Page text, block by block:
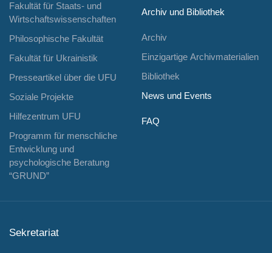
Fakultät für Staats- und
Wirtschaftswissenschaften
Philosophische Fakultät
Fakultät für Ukrainistik
Presseartikel über die UFU
Soziale Projekte
Hilfezentrum UFU
Programm für menschliche
Entwicklung und
psychologische Beratung
“GRUND”
Archiv und Bibliothek
Archiv
Einzigartige Archivmaterialien
Bibliothek
News und Events
FAQ
Sekretariat